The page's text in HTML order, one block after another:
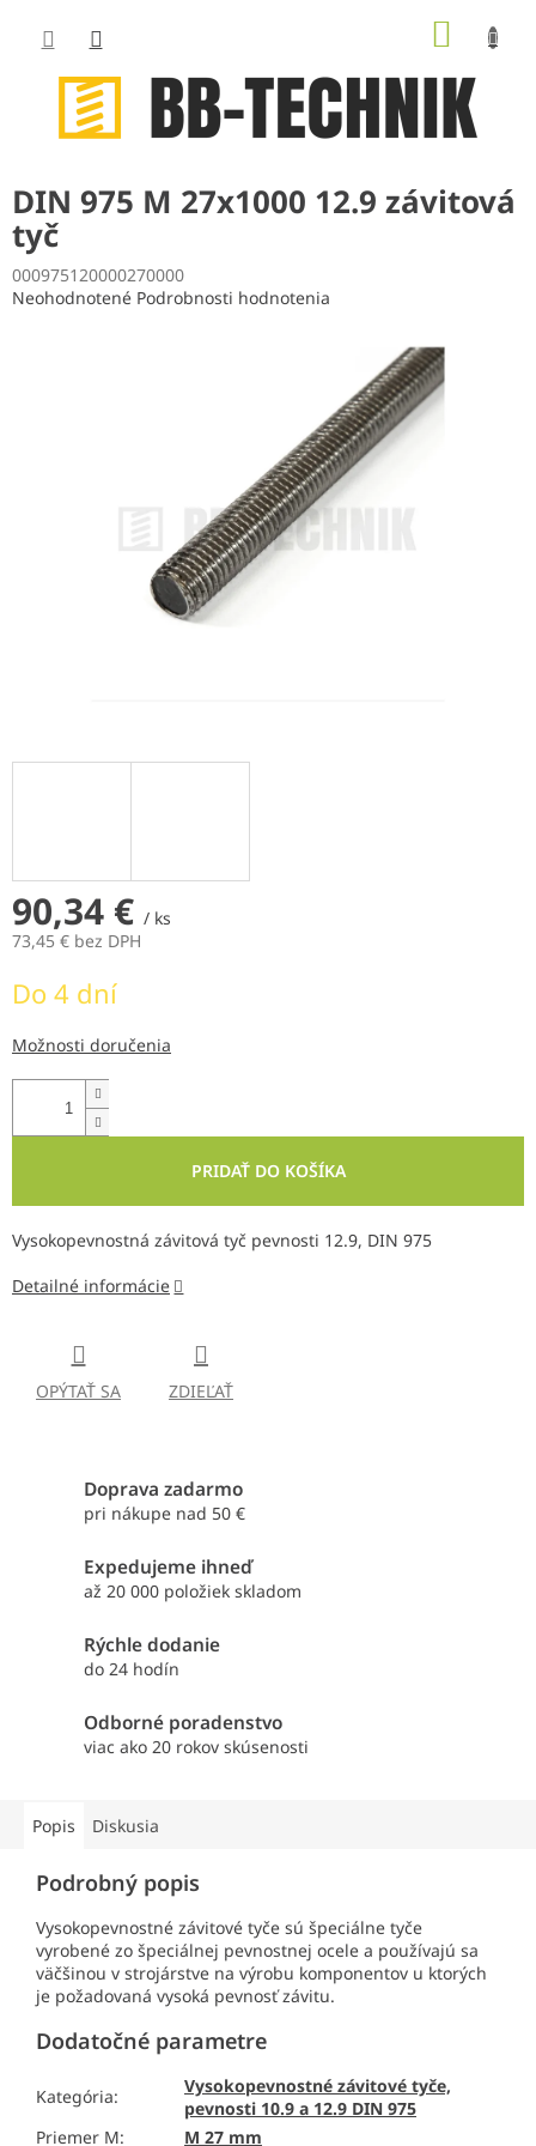
obsah
DIN 975 M 27x1000 12.9 závitová
tyč
000975120000270000
Priemerné
Neohodnotené Podrobnosti hodnotenia
90,34 € / ks
73,45 € bez DPH
cena:
Do 4 dní
Možnosti doručenia
PRIDAŤ DO KOŠÍKA
Vysokopevnostná závitová tyč pevnosti 12.9, DIN 975
Detailné informácie
OPÝTAŤ SA ZDIEĽAŤ
Doprava zadarmo
pri nákupe nad 50 €
Expedujeme ihneď
až 20 000 položiek skladom
Rýchle dodanie
do 24 hodín
Odborné poradenstvo
viac ako 20 rokov skúsenosti
Popis Diskusia
Podrobný popis
Vysokopevnostné závitové tyče sú špeciálne tyče
vyrobené zo špeciálnej pevnostnej ocele a používajú sa
väčšinou v strojárstve na výrobu komponentov u ktorých
je požadovaná vysoká pevnosť závitu.
Dodatočné parametre
Kategória:
Vysokopevnostné závitové tyče,
pevnosti 10.9 a 12.9 DIN 975
Priemer M:
M 27 mm